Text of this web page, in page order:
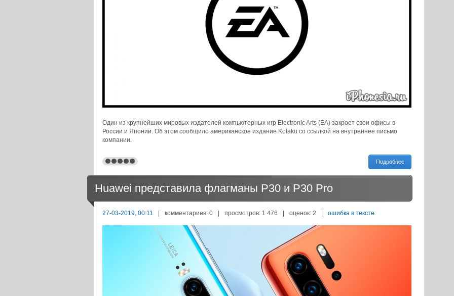
Один из крупнейших мировых издателей компьютерных игр Electronic Arts (EA) закроет свои офисы в
России и Японии. Об этом сообщило американское издание Kotaku со ссылкой на внутреннее письмо
компании.
Подробнее
Huawei представила флагманы P30 и P30 Pro
27-03-2019, 00:11 | комментариев: 0 | просмотров: 1 476 | оценок: 2 | ошибка в тексте